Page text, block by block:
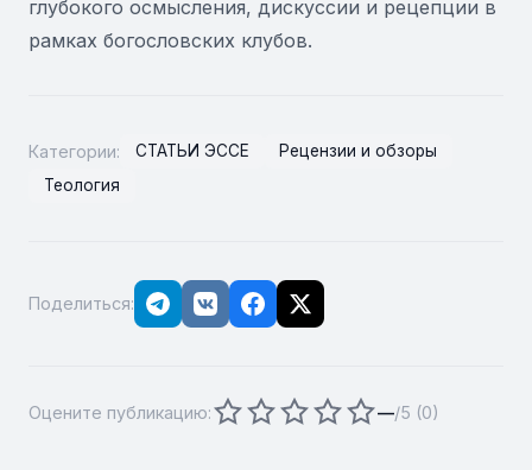
глубокого осмысления, дискуссии и рецепции в
рамках богословских клубов.
Категории: СТАТЬИ ЭССЕ
Рецензии и обзоры
Теология
Поделиться:
Оцените публикацию: —/5 (0)